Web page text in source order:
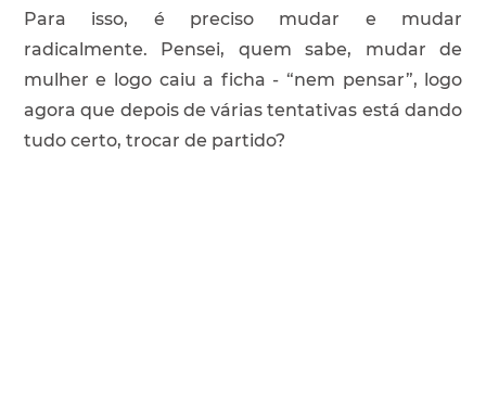
Para isso, é preciso mudar e mudar
radicalmente. Pensei, quem sabe, mudar de
mulher e logo caiu a ficha - “nem pensar”, logo
agora que depois de várias tentativas está dando
tudo certo, trocar de partido?